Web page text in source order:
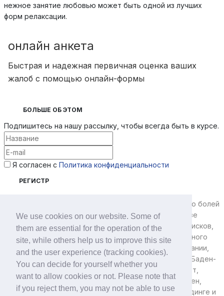
We use cookies on our website. Some of
them are essential for the operation of the
site, while others help us to improve this site
and the user experience (tracking cookies).
You can decide for yourself whether you
want to allow cookies or not. Please note that
if you reject them, you may not be able to use
нежное занятие любовью может быть одной из лучших
форм релаксации.
онлайн анкета
Быстрая и надежная первичная оценка ваших
жалоб с помощью онлайн-формы
БОЛЬШЕ ОБ ЭТОМ
Подпишитесь на нашу рассылку, чтобы всегда быть в курсе.
Я согласен с Политика конфиденциальности
- ваши специалисты по лечению болей
в спине, шее, межпозвоночных грыжах, стенозе
позвоночного канала, хирургии дисков, хирургии дисков,
сужении позвоночного канала, стенозе позвоночного
канала,
эндоскопической хирургии дисков в Германии,
Швейцарии, Эльзасе (Эльзасе), Рейнланд- Пфальц, Баден-
Вюртемберг, Гессен, Саар, Бавария, Франкфурт,
Гейдельберг, Карлсруэ, Мангейм, Майнц, Мюнхен,
Нойштадт, Штутгарт, с партнерами в Мюнхене, Эрдинге и